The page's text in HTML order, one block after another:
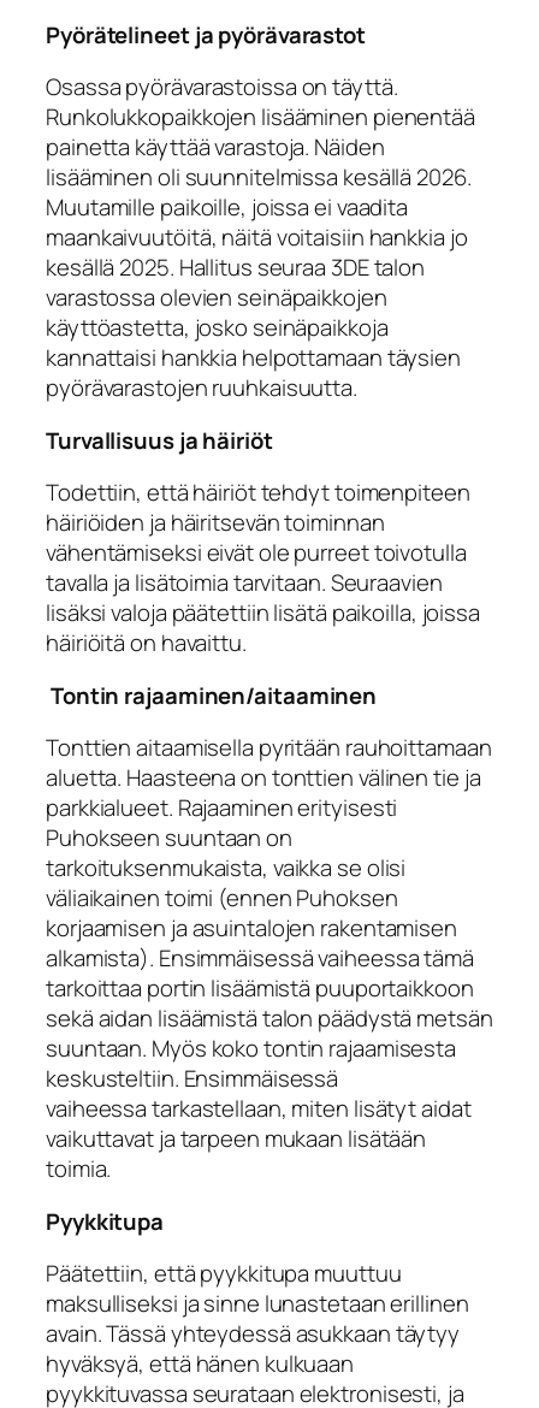
Pyörätelineet ja pyörävarastot
Osassa pyörävarastoissa on täyttä.
Runkolukkopaikkojen lisääminen pienentää
painetta käyttää varastoja. Näiden
lisääminen oli suunnitelmissa kesällä 2026.
Muutamille paikoille, joissa ei vaadita
maankaivuutöitä, näitä voitaisiin hankkia jo
kesällä 2025. Hallitus seuraa 3DE talon
varastossa olevien seinäpaikkojen
käyttöastetta, josko seinäpaikkoja
kannattaisi hankkia helpottamaan täysien
pyörävarastojen ruuhkaisuutta.
Turvallisuus ja häiriöt
Todettiin, että häiriöt tehdyt toimenpiteen
häiriöiden ja häiritsevän toiminnan
vähentämiseksi eivät ole purreet toivotulla
tavalla ja lisätoimia tarvitaan. Seuraavien
lisäksi valoja päätettiin lisätä paikoilla, joissa
häiriöitä on havaittu.
Tontin rajaaminen/aitaaminen
Tonttien aitaamisella pyritään rauhoittamaan
aluetta. Haasteena on tonttien välinen tie ja
parkkialueet. Rajaaminen erityisesti
Puhokseen suuntaan on
tarkoituksenmukaista, vaikka se olisi
väliaikainen toimi (ennen Puhoksen
korjaamisen ja asuintalojen rakentamisen
alkamista). Ensimmäisessä vaiheessa tämä
tarkoittaa portin lisäämistä puuportaikkoon
sekä aidan lisäämistä talon päädystä metsän
suuntaan. Myös koko tontin rajaamisesta
keskusteltiin. Ensimmäisessä
vaiheessa tarkastellaan, miten lisätyt aidat
vaikuttavat ja tarpeen mukaan lisätään
toimia.
Pyykkitupa
Päätettiin, että pyykkitupa muuttuu
maksulliseksi ja sinne lunastetaan erillinen
avain. Tässä yhteydessä asukkaan täytyy
hyväksyä, että hänen kulkuaan
pyykkituvassa seurataan elektronisesti, ja